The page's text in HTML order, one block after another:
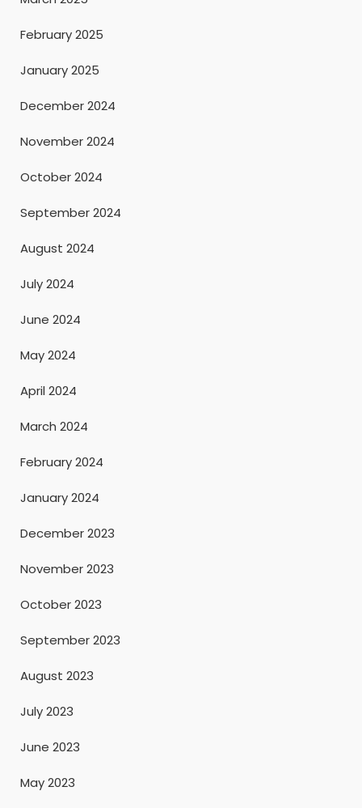
February 2025
January 2025
December 2024
November 2024
October 2024
September 2024
August 2024
July 2024
June 2024
May 2024
April 2024
March 2024
February 2024
January 2024
December 2023
November 2023
October 2023
September 2023
August 2023
July 2023
June 2023
May 2023